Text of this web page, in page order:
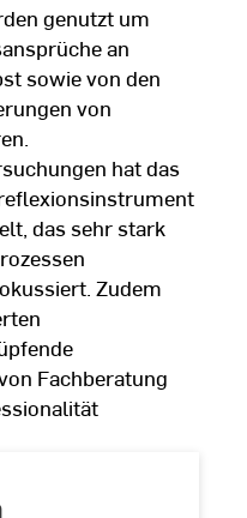
genutzt um
an
sowie von den
von
hat das
das sehr stark
Zudem
Fachberatung